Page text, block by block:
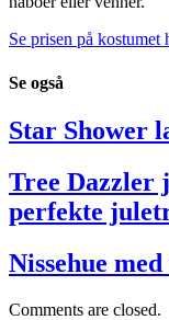
Se prisen på kostumet
Se også
Star Shower
Tree Dazzler
perfekte
Nissehue
Comments are closed.